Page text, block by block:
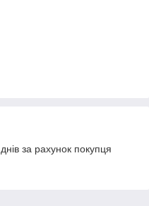
за рахунок покупця